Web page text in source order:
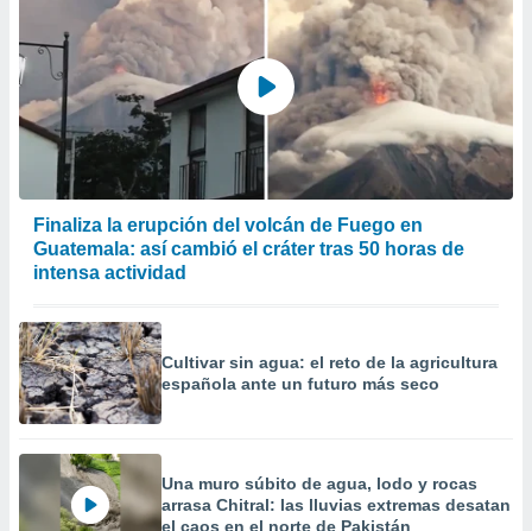
Finaliza la erupción del volcán de Fuego en
Guatemala: así cambió el cráter tras 50 horas de
intensa actividad
Cultivar sin agua: el reto de la agricultura
española ante un futuro más seco
Una muro súbito de agua, lodo y rocas
arrasa Chitral: las lluvias extremas desatan
el caos en el norte de Pakistán